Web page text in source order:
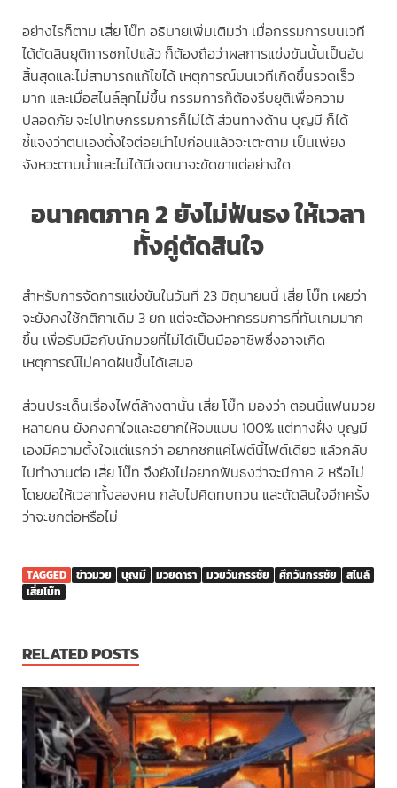
อย่างไรก็ตาม เสี่ย โบ๊ท อธิบายเพิ่มเติมว่า เมื่อกรรมการบนเวที
ได้ตัดสินยุติการชกไปแล้ว ก็ต้องถือว่าผลการแข่งขันนั้นเป็นอัน
สิ้นสุดและไม่สามารถแก้ไขได้ เหตุการณ์บนเวทีเกิดขึ้นรวดเร็ว
มาก และเมื่อสไนล์ลุกไม่ขึ้น กรรมการก็ต้องรีบยุติเพื่อความ
ปลอดภัย จะไปโทษกรรมการก็ไม่ได้ ส่วนทางด้าน บุญมี ก็ได้
ชี้แจงว่าตนเองตั้งใจต่อยนำไปก่อนแล้วจะเตะตาม เป็นเพียง
จังหวะตามน้ำและไม่ได้มีเจตนาจะขัดขาแต่อย่างใด
อนาคตภาค 2 ยังไม่ฟันธง ให้เวลา
ทั้งคู่ตัดสินใจ
สำหรับการจัดการแข่งขันในวันที่ 23 มิถุนายนนี้ เสี่ย โบ๊ท เผยว่า
จะยังคงใช้กติกาเดิม 3 ยก แต่จะต้องหากรรมการที่ทันเกมมาก
ขึ้น เพื่อรับมือกับนักมวยที่ไม่ได้เป็นมืออาชีพซึ่งอาจเกิด
เหตุการณ์ไม่คาดฝันขึ้นได้เสมอ
ส่วนประเด็นเรื่องไฟต์ล้างตานั้น เสี่ย โบ๊ท มองว่า ตอนนี้แฟนมวย
หลายคน ยังคงคาใจและอยากให้จบแบบ 100% แต่ทางฝั่ง บุญมี
เองมีความตั้งใจแต่แรกว่า อยากชกแค่ไฟต์นี้ไฟต์เดียว แล้วกลับ
ไปทำงานต่อ เสี่ย โบ๊ท จึงยังไม่อยากฟันธงว่าจะมีภาค 2 หรือไม่
โดยขอให้เวลาทั้งสองคน กลับไปคิดทบทวน และตัดสินใจอีกครั้ง
ว่าจะชกต่อหรือไม่
TAGGED ข่าวมวย บุญมี มวยดารา มวยวันกรรชัย ศึกวันกรรชัย
สไนล์
เสี่ยโบ๊ท
RELATED POSTS